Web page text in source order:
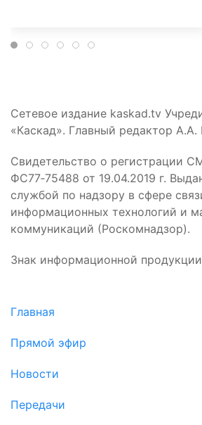
Сетевое издание kaskad.tv
«Каскад». Главный редактор А.А.
Свидетельство о регистрации
ФС77‑75488 от 19.04.2019 г.
службой по надзору в сфере
информационных технологий и
коммуникаций (Роскомнадзор).
Знак информационной
Главная
Прямой эфир
Новости
Передачи